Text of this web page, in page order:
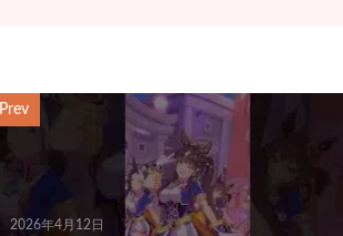
Prev
2026年4月12日